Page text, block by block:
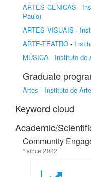
ARTES CÊNICAS -
Paulo)
ARTES VISUAIS -
ARTE-TEATRO -
MÚSICA - Instituto de
Graduate
Artes - Instituto de
Keyword cloud
Academic/
Community
* since 2022